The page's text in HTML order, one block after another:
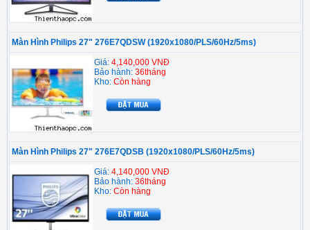
Màn Hình Philips 27" 276E7QDSW (1920x1080/PLS/60Hz/5ms)
Giá: 4,140,000 VNĐ
Bảo hành: 36tháng
Kho: Còn hàng
Màn Hình Philips 27" 276E7QDSB (1920x1080/PLS/60Hz/5ms)
Giá: 4,140,000 VNĐ
Bảo hành: 36tháng
Kho: Còn hàng